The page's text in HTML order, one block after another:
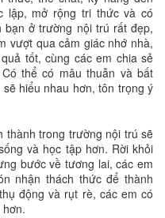
lập, mở rộng tri thức và có
ở trường nội trú rất đẹp,
vượt qua cảm giác nhớ nhà,
tốt, cùng các em chia sẻ
thể có mâu thuẫn và bất
hiểu nhau hơn, tôn trọng ý
trong trường nội trú sẽ
và học tập hơn. Rời khỏi
bước về tương lai, các em
nhận thách thức để thành
động và rụt rè, các em có